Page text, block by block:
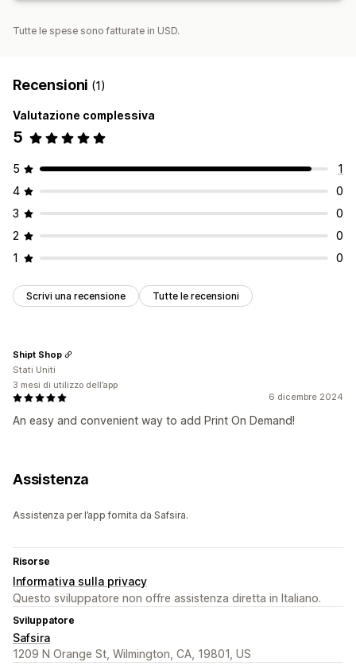
Tutte le spese sono fatturate in USD.
Recensioni (1)
Valutazione complessiva
5
5
1
4
0
3
0
2
0
1
0
Scrivi una recensione Tutte le recensioni
6 dicembre 2024
An easy and convenient way to add Print On Demand!
Shipt Shop
Stati Uniti
3 mesi di utilizzo dell’app
Assistenza
Assistenza per l’app fornita da Safsira.
Risorse
Informativa sulla privacy
Questo sviluppatore non offre assistenza diretta in Italiano.
Sviluppatore
Safsira
1209 N Orange St, Wilmington, CA, 19801, US